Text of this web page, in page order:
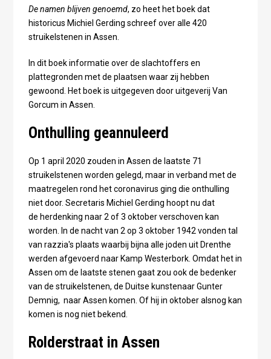
De namen blijven genoemd, zo heet het boek dat
historicus Michiel Gerding schreef over alle 420
struikelstenen in Assen.
In dit boek informatie over de slachtoffers en
plattegronden met de plaatsen waar zij hebben
gewoond. Het boek is uitgegeven door uitgeverij Van
Gorcum in Assen.
Onthulling geannuleerd
Op 1 april 2020 zouden in Assen de laatste 71
struikelstenen worden gelegd, maar in verband met de
maatregelen rond het coronavirus ging die onthulling
niet door. Secretaris Michiel Gerding hoopt nu dat
de herdenking naar 2 of 3 oktober verschoven kan
worden. In de nacht van 2 op 3 oktober 1942 vonden tal
van razzia's plaats waarbij bijna alle joden uit Drenthe
werden afgevoerd naar Kamp Westerbork. Omdat het in
Assen om de laatste stenen gaat zou ook de bedenker
van de struikelstenen, de Duitse kunstenaar Gunter
Demnig, naar Assen komen. Of hij in oktober alsnog kan
komen is nog niet bekend.
Rolderstraat in Assen